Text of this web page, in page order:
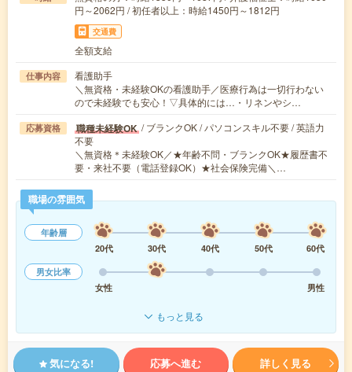
円～2062円 / 初任者以上：時給1450円～1812円
交通費
全額支給
仕事内容
看護助手
＼無資格・未経験OKの看護助手／医療行為は一切行わない
ので未経験でも安心！▽具体的には…・リネンやシ…
応募資格 職種未経験OK / ブランクOK / パソコンスキル不要 / 英語力
不要
＼無資格＊未経験OK／★年齢不問・ブランクOK★履歴書不
要・来社不要（電話登録OK）★社会保険完備＼…
職場の雰囲気
年齢層
20代
30代 40代 50代
60代
男女比率
女性
男性
もっと見る
気になる! 応募へ進む 詳しく見る